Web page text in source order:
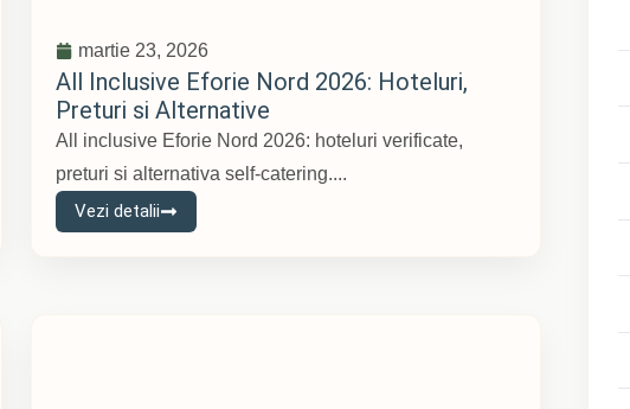
martie 23, 2026
All Inclusive Eforie Nord 2026: Hoteluri,
Preturi si Alternative
All inclusive Eforie Nord 2026: hoteluri verificate,
preturi si alternativa self-catering....
Vezi detalii